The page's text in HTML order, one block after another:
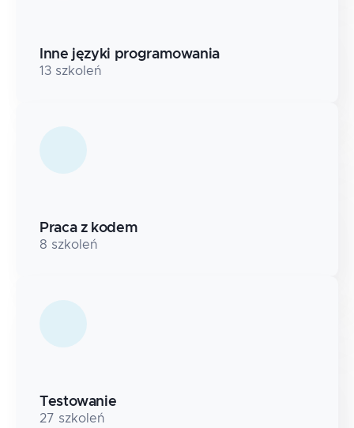
Inne języki programowania
13 szkoleń
Praca z kodem
8 szkoleń
Testowanie
27 szkoleń